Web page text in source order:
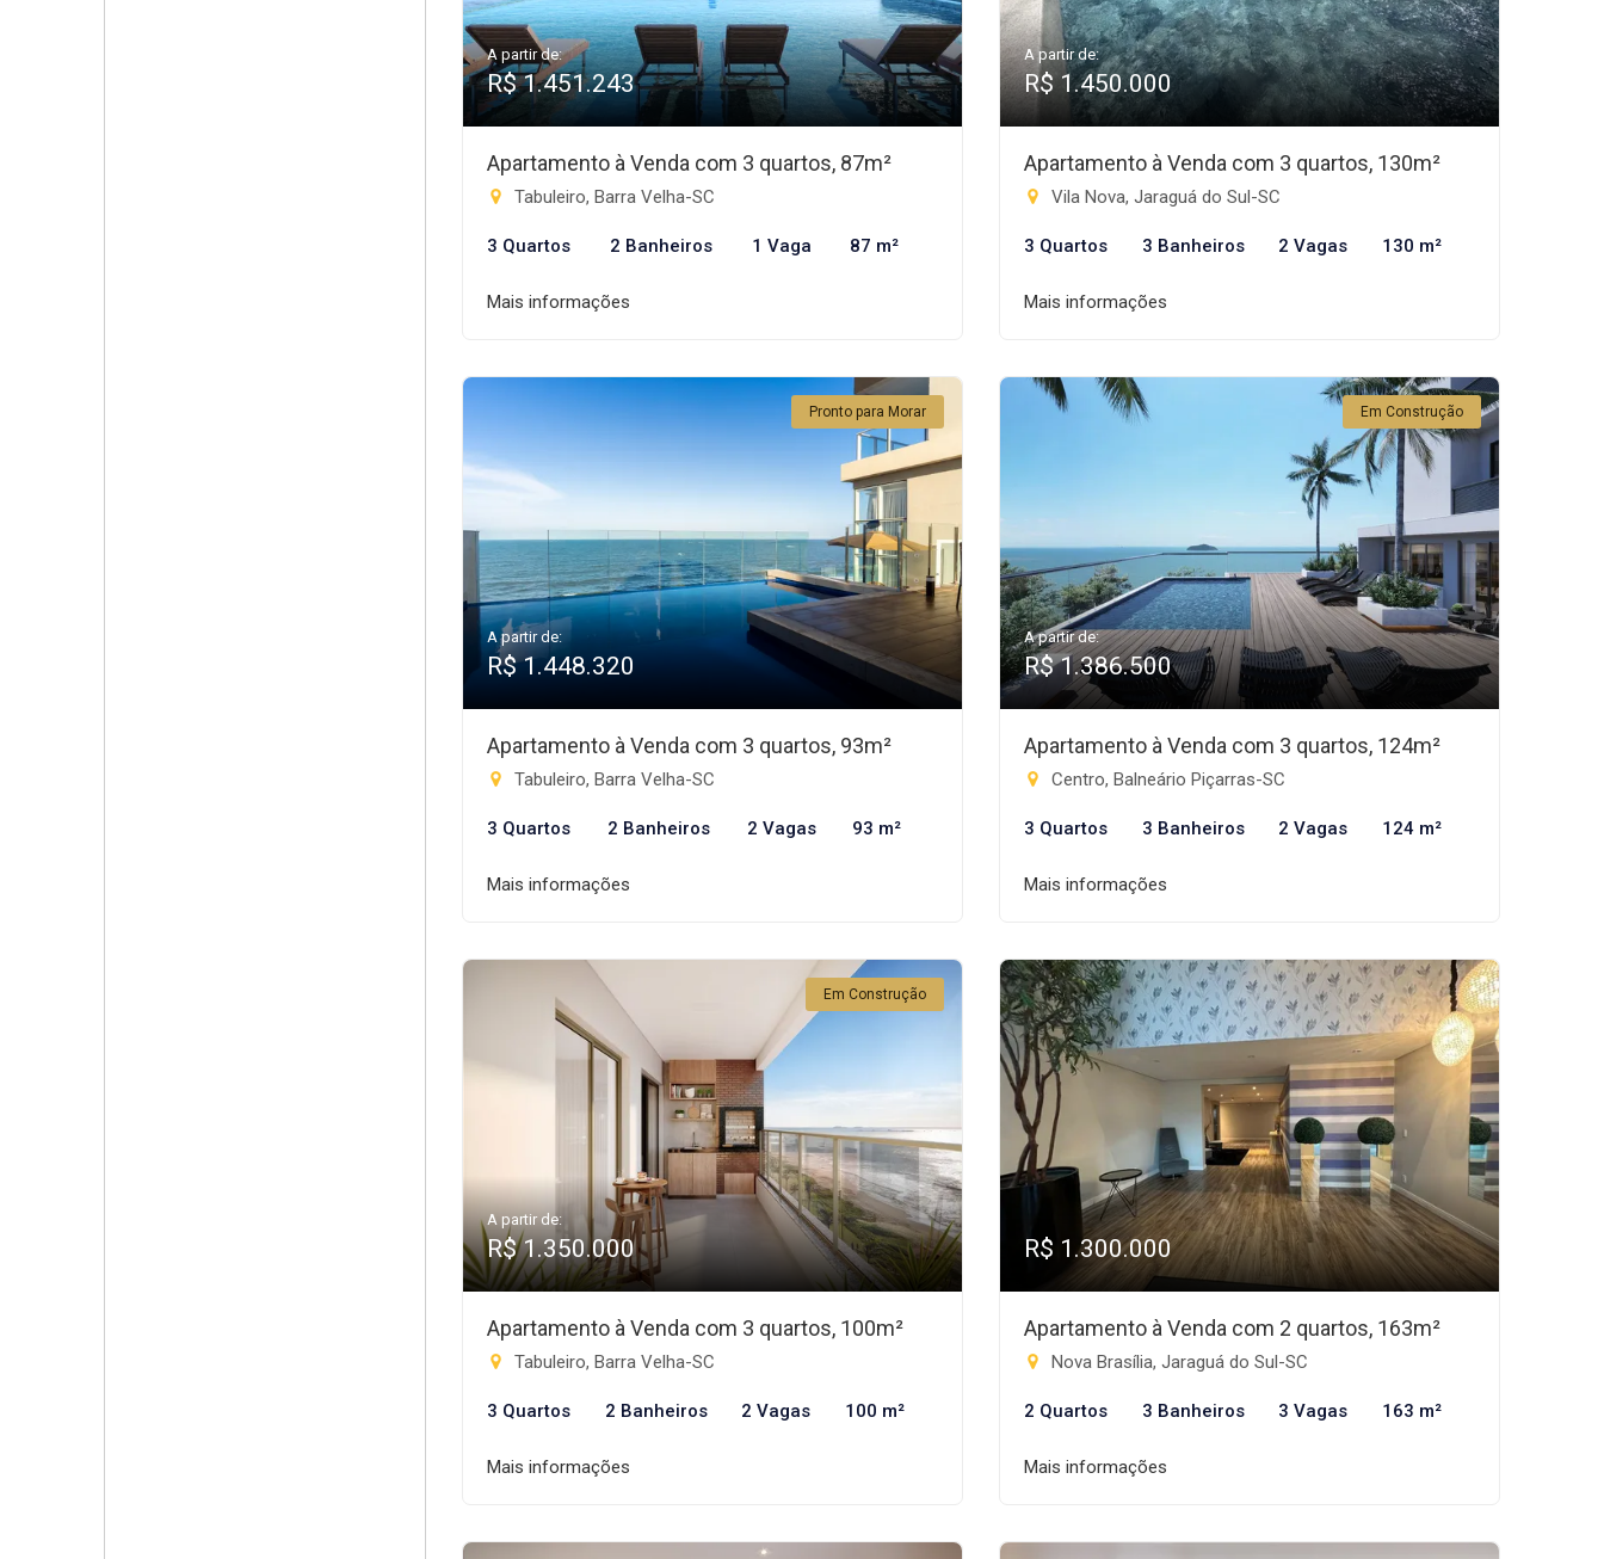
A partir de:
R$ 1.451.243
Apartamento à Venda com 3 quartos, 87m²
Tabuleiro, Barra Velha-SC
3 Quartos 2 Banheiros 1 Vaga 87 m²
Mais informações
A partir de:
R$ 1.450.000
Apartamento à Venda com 3 quartos, 130m²
Vila Nova, Jaraguá do Sul-SC
3 Quartos 3 Banheiros 2 Vagas 130 m²
Mais informações
Pronto para Morar
A partir de:
R$ 1.448.320
Apartamento à Venda com 3 quartos, 93m²
Tabuleiro, Barra Velha-SC
3 Quartos 2 Banheiros 2 Vagas 93 m²
Mais informações
Em Construção
A partir de:
R$ 1.386.500
Apartamento à Venda com 3 quartos, 124m²
Centro, Balneário Piçarras-SC
3 Quartos 3 Banheiros 2 Vagas 124 m²
Mais informações
Em Construção
A partir de:
R$ 1.350.000
Apartamento à Venda com 3 quartos, 100m²
Tabuleiro, Barra Velha-SC
3 Quartos 2 Banheiros 2 Vagas 100 m²
Mais informações
R$ 1.300.000
Apartamento à Venda com 2 quartos, 163m²
Nova Brasília, Jaraguá do Sul-SC
2 Quartos 3 Banheiros 3 Vagas 163 m²
Mais informações